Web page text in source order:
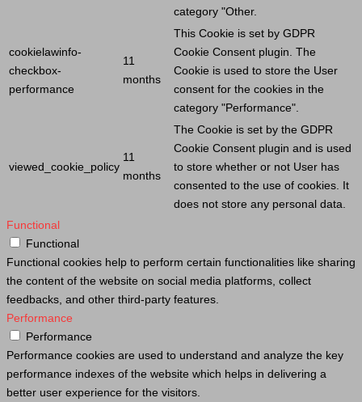
category "Other.
cookielawinfo-
checkbox-
performance
11
months
This Cookie is set by GDPR
Cookie Consent plugin. The
Cookie is used to store the User
consent for the cookies in the
category "Performance".
viewed_cookie_policy
11
months
The Cookie is set by the GDPR
Cookie Consent plugin and is used
to store whether or not User has
consented to the use of cookies. It
does not store any personal data.
Functional
Functional
Functional cookies help to perform certain functionalities like sharing
the content of the website on social media platforms, collect
feedbacks, and other third-party features.
Performance
Performance
Performance cookies are used to understand and analyze the key
performance indexes of the website which helps in delivering a
better user experience for the visitors.